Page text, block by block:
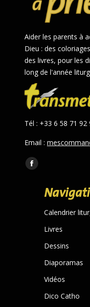
Aider les parents à
Dieu : des
des livres, pour les
long de l'année
Tél : +33 6 58 71 92
Email :
Trouvez nous sur :
Facebook
opens
window
Calendrier
Livres
Dessins
Diaporamas
Vidéos
Dico Catho